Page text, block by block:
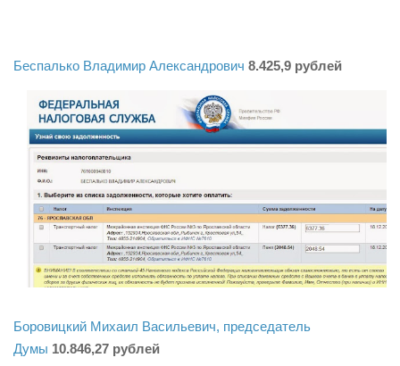
Беспалько Владимир Александрович 8.425,9 рублей
Боровицкий Михаил Васильевич, председатель
Думы 10.846,27 рублей